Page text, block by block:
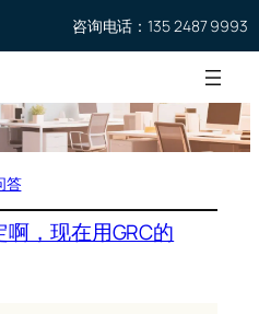
咨询电话：135 2487 9993
答
，现在用GRC的